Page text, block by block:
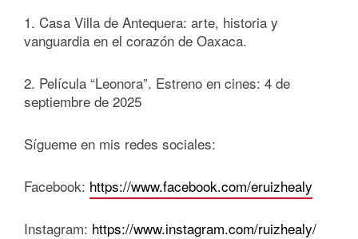
1. Casa Villa de Antequera: arte, historia y
vanguardia en el corazón de Oaxaca.
2. Película “Leonora”. Estreno en cines: 4 de
septiembre de 2025
Sígueme en mis redes sociales:
Facebook: https://www.facebook.com/eruizhealy
Instagram: https://www.instagram.com/ruizhealy/